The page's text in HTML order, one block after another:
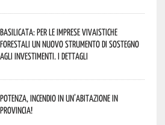
Basilicata: per le imprese vivaistiche
forestali un nuovo strumento di sostegno
agli investimenti. I dettagli
Potenza, incendio in un’abitazione in
provincia!